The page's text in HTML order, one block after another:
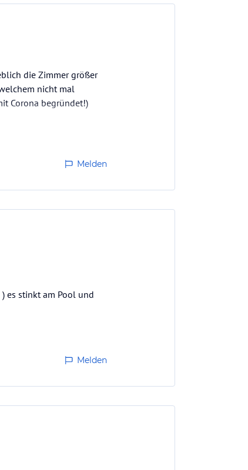
die Zimmer größer
nicht mal
Corona begründet!)
Melden
es stinkt am Pool und
Melden